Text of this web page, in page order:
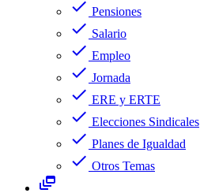
check Pensiones
check Salario
check Empleo
check Jornada
check ERE y ERTE
check Elecciones Sindicales
check Planes de Igualdad
check Otros Temas
dynamic_feed